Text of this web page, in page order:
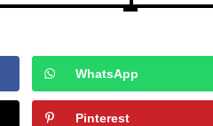
WhatsApp
Pinterest